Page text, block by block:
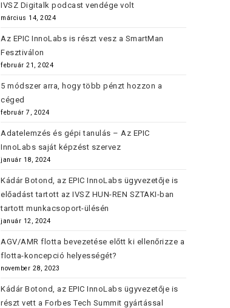
IVSZ Digitalk podcast vendége volt
március 14, 2024
Az EPIC InnoLabs is részt vesz a SmartMan
Fesztiválon
február 21, 2024
5 módszer arra, hogy több pénzt hozzon a
céged
február 7, 2024
Adatelemzés és gépi tanulás – Az EPIC
InnoLabs saját képzést szervez
január 18, 2024
Kádár Botond, az EPIC InnoLabs ügyvezetője is
előadást tartott az IVSZ HUN-REN SZTAKI-ban
tartott munkacsoport-ülésén
január 12, 2024
AGV/AMR flotta bevezetése előtt ki ellenőrizze a
flotta-koncepció helyességét?
november 28, 2023
Kádár Botond, az EPIC InnoLabs ügyvezetője is
részt vett a Forbes Tech Summit gyártással